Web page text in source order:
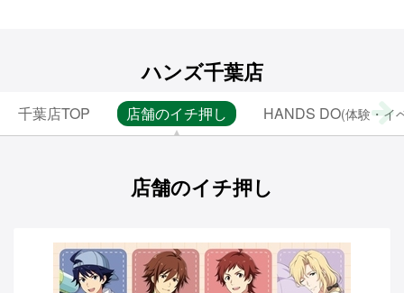
ハンズ千葉店
千葉店TOP 店舗のイチ押し HANDS DO(体験・イ
店舗のイチ押し